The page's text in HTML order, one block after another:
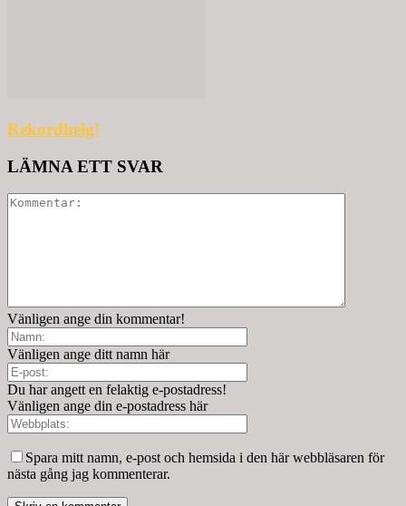
Rekordhelg!
LÄMNA ETT SVAR
Vänligen ange din kommentar!
Vänligen ange ditt namn här
Du har angett en felaktig e-postadress!
Vänligen ange din e-postadress här
Spara mitt namn, e-post och hemsida i den här webbläsaren för
nästa gång jag kommenterar.